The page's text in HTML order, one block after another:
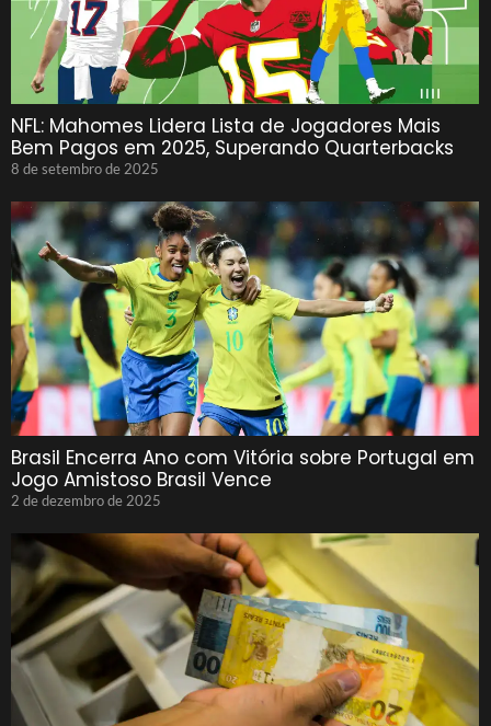
NFL: Mahomes Lidera Lista de Jogadores Mais
Bem Pagos em 2025, Superando Quarterbacks
8 de setembro de 2025
Brasil Encerra Ano com Vitória sobre Portugal em
Jogo Amistoso Brasil Vence
2 de dezembro de 2025